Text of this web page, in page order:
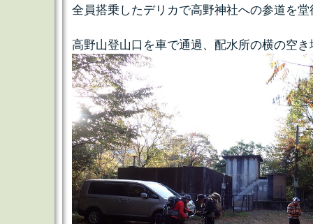
全員搭乗したデリカで高野神社への参道を堂
高野山登山口を車で通過、配水所の横の空き